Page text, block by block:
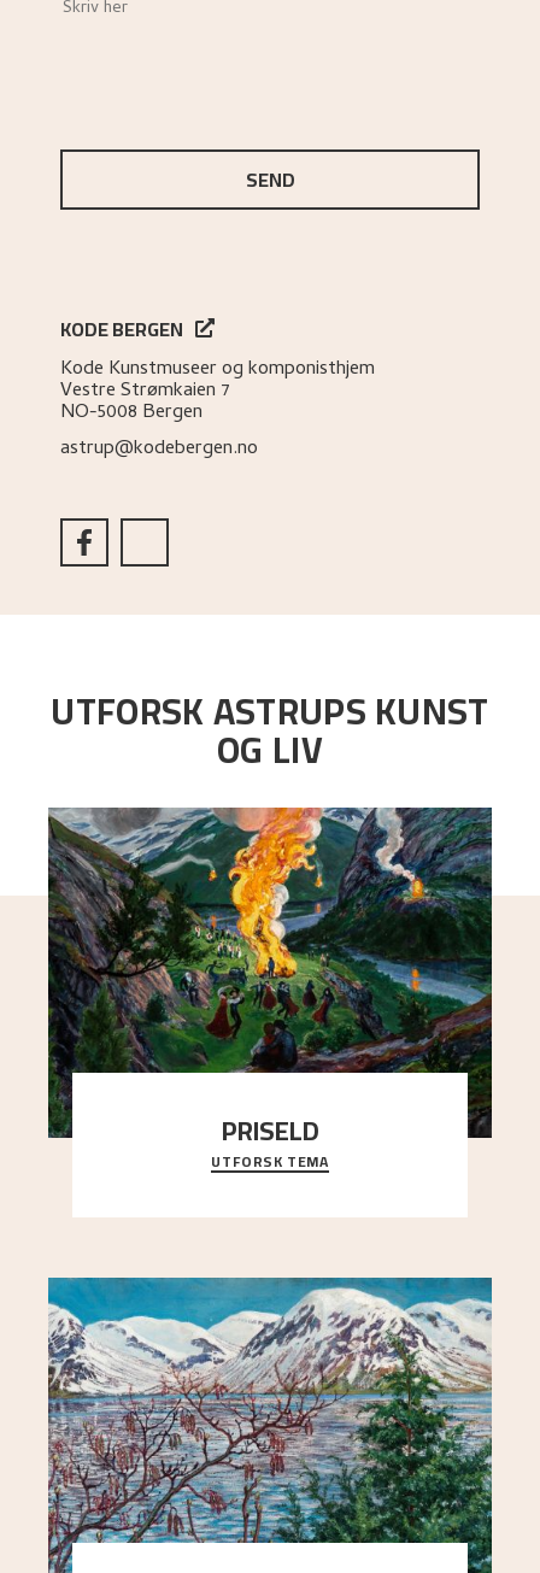
SEND
KODE BERGEN
Kode Kunstmuseer og komponisthjem
Vestre Strømkaien 7
NO-5008 Bergen
astrup@kodebergen.no
UTFORSK ASTRUPS KUNST
OG LIV
PRISELD
Jonsokbålet eller St. Hansbålet er eit av dei mest
sentrale motiva i bileta til Nikolai Astrup
UTFORSK TEMA